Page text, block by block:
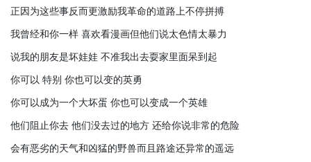
正因为这些事反而更激励我革命的道路上不停拼搏
我曾经和你一样 喜欢看漫画但他们说太色情太暴力
说我的朋友是坏娃娃 不准我出去耍家里面呆到起
你可以 特别 你也可以变的英勇
你可以成为一个大坏蛋 你也可以变成一个英雄
他们阻止你去 他们没去过的地方 还给你说非常的危险
会有恶劣的天气和凶猛的野兽而且路途还异常的遥远